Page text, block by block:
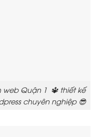
web Quận 1 🔱 thiết kế
chuyên nghiệp 😎